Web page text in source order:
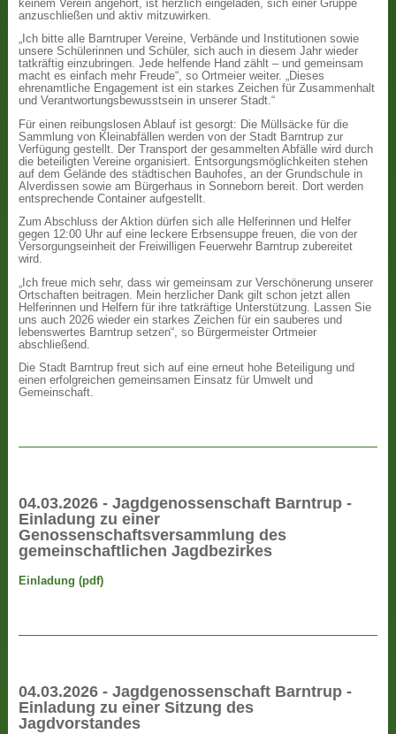
keinem Verein angehört, ist herzlich eingeladen, sich einer Gruppe
anzuschließen und aktiv mitzuwirken.
„Ich bitte alle Barntruper Vereine, Verbände und Institutionen sowie
unsere Schülerinnen und Schüler, sich auch in diesem Jahr wieder
tatkräftig einzubringen. Jede helfende Hand zählt – und gemeinsam
macht es einfach mehr Freude“, so Ortmeier weiter. „Dieses
ehrenamtliche Engagement ist ein starkes Zeichen für Zusammenhalt
und Verantwortungsbewusstsein in unserer Stadt.“
Für einen reibungslosen Ablauf ist gesorgt: Die Müllsäcke für die
Sammlung von Kleinabfällen werden von der Stadt Barntrup zur
Verfügung gestellt. Der Transport der gesammelten Abfälle wird durch
die beteiligten Vereine organisiert. Entsorgungsmöglichkeiten stehen
auf dem Gelände des städtischen Bauhofes, an der Grundschule in
Alverdissen sowie am Bürgerhaus in Sonneborn bereit. Dort werden
entsprechende Container aufgestellt.
Zum Abschluss der Aktion dürfen sich alle Helferinnen und Helfer
gegen 12:00 Uhr auf eine leckere Erbsensuppe freuen, die von der
Versorgungseinheit der Freiwilligen Feuerwehr Barntrup zubereitet
wird.
„Ich freue mich sehr, dass wir gemeinsam zur Verschönerung unserer
Ortschaften beitragen. Mein herzlicher Dank gilt schon jetzt allen
Helferinnen und Helfern für ihre tatkräftige Unterstützung. Lassen Sie
uns auch 2026 wieder ein starkes Zeichen für ein sauberes und
lebenswertes Barntrup setzen“, so Bürgermeister Ortmeier
abschließend.
Die Stadt Barntrup freut sich auf eine erneut hohe Beteiligung und
einen erfolgreichen gemeinsamen Einsatz für Umwelt und
Gemeinschaft.
04.03.2026 - Jagdgenossenschaft Barntrup -
Einladung zu einer
Genossenschaftsversammlung des
gemeinschaftlichen Jagdbezirkes
Einladung (pdf)
04.03.2026 - Jagdgenossenschaft Barntrup -
Einladung zu einer Sitzung des
Jagdvorstandes